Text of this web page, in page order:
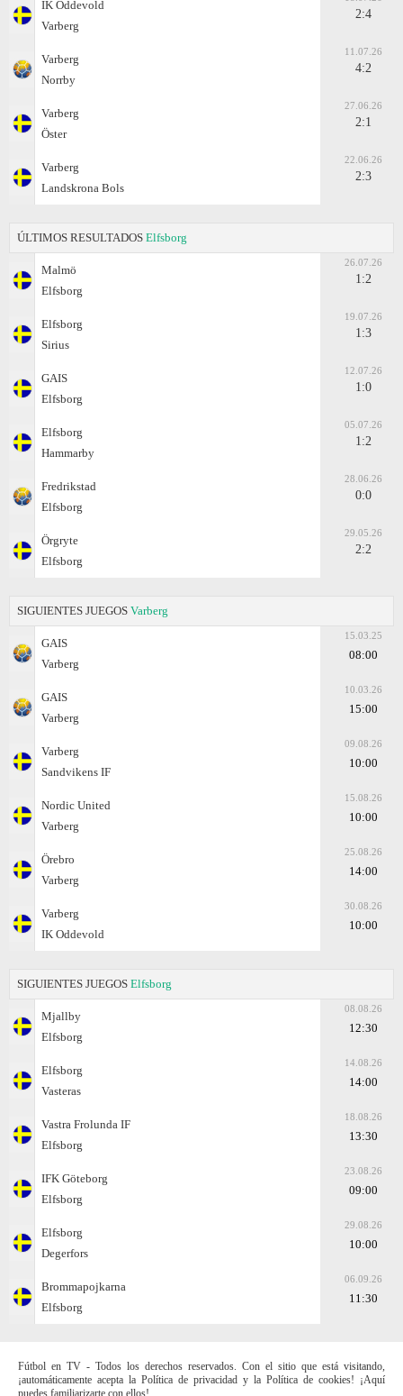
IK Oddevold
Varberg
2:4
Varberg
Norrby
11.07.26
4:2
Varberg
Öster
27.06.26
2:1
Varberg
Landskrona Bols
22.06.26
2:3
ÚLTIMOS RESULTADOS Elfsborg
Malmö
Elfsborg
26.07.26
1:2
Elfsborg
Sirius
19.07.26
1:3
GAIS
Elfsborg
12.07.26
1:0
Elfsborg
Hammarby
05.07.26
1:2
Fredrikstad
Elfsborg
28.06.26
0:0
Örgryte
Elfsborg
29.05.26
2:2
SIGUIENTES JUEGOS Varberg
GAIS
Varberg
15.03.25
08:00
GAIS
Varberg
10.03.26
15:00
Varberg
Sandvikens IF
09.08.26
10:00
Nordic United
Varberg
15.08.26
10:00
Örebro
Varberg
25.08.26
14:00
Varberg
IK Oddevold
30.08.26
10:00
SIGUIENTES JUEGOS Elfsborg
Mjallby
Elfsborg
08.08.26
12:30
Elfsborg
Vasteras
14.08.26
14:00
Vastra Frolunda IF
Elfsborg
18.08.26
13:30
IFK Göteborg
Elfsborg
23.08.26
09:00
Elfsborg
Degerfors
29.08.26
10:00
Brommapojkarna
Elfsborg
06.09.26
11:30
Fútbol en TV - Todos los derechos reservados. Con el sitio que está visitando,
¡automáticamente acepta la Política de privacidad y la Política de cookies! ¡Aquí
puedes familiarizarte con ellos!